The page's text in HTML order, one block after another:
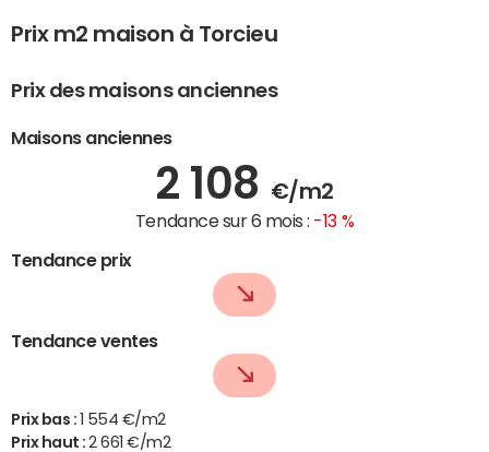
Prix m2 maison à Torcieu
Prix des maisons anciennes
Maisons anciennes
2 108 €/m2
Tendance sur 6 mois : -13 %
Tendance prix
Tendance ventes
Prix bas : 1 554 €/m2
Prix haut :2 661 €/m2